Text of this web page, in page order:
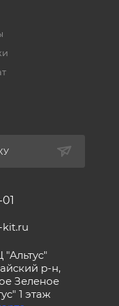
kit.ru
р-н,
Зеленое
1 этаж